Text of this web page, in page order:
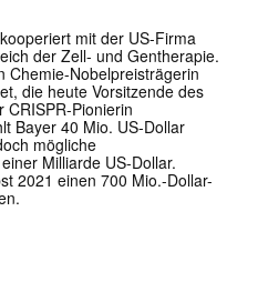
mit der US-Firma
der Zell- und Gentherapie.
Chemie-Nobelpreisträgerin
die heute Vorsitzende des
CRISPR-Pionierin
Bayer 40 Mio. US-Dollar
mögliche
Milliarde US-Dollar.
2021 einen 700 Mio.-Dollar-